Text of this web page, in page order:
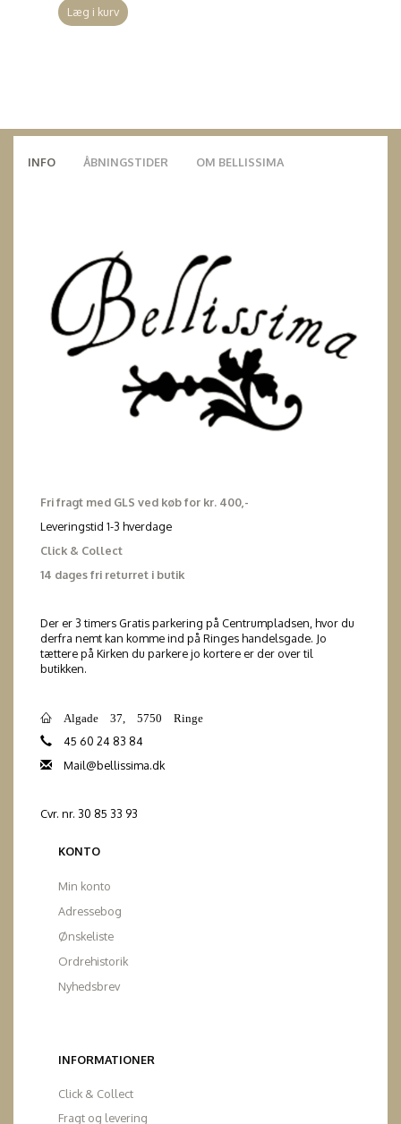
Læg i kurv
INFO ÅBNINGSTIDER OM BELLISSIMA
Fri fragt med GLS ved køb for kr. 400,-
Leveringstid 1-3 hverdage
Click & Collect
14 dages fri returret i butik
Der er 3 timers Gratis parkering på Centrumpladsen, hvor du
derfra nemt kan komme ind på Ringes handelsgade. Jo
tættere på Kirken du parkere jo kortere er der over til
butikken.
Algade 37, 5750 Ringe
45 60 24 83 84
Mail@bellissima.dk
Cvr. nr. 30 85 33 93
KONTO
Min konto
Adressebog
Ønskeliste
Ordrehistorik
Nyhedsbrev
INFORMATIONER
Click & Collect
Fragt og levering